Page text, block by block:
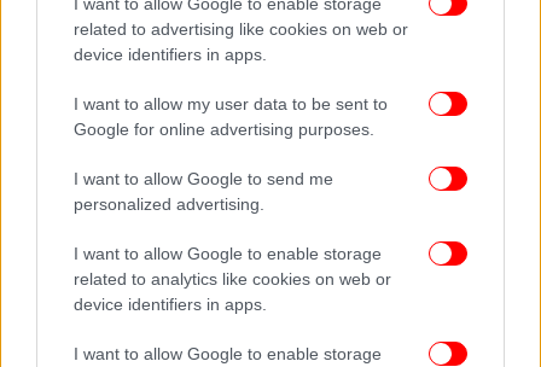
related to advertising like cookies on web or
device identifiers in apps.
I want to allow my user data to be sent to
Google for online advertising purposes.
I want to allow Google to send me
personalized advertising.
I want to allow Google to enable storage
related to analytics like cookies on web or
device identifiers in apps.
I want to allow Google to enable storage